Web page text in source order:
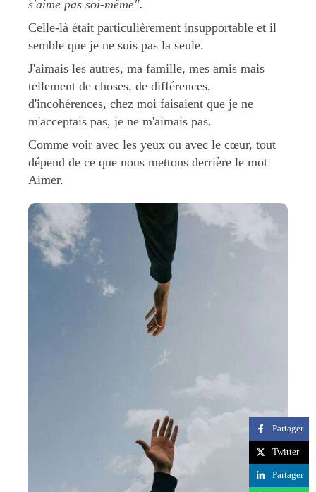
s'aime pas soi-même".
Celle-là était particulièrement insupportable et il
semble que je ne suis pas la seule.
J'aimais les autres, ma famille, mes amis mais
tellement de choses, de différences,
d'incohérences, chez moi faisaient que je ne
m'acceptais pas, je ne m'aimais pas.
Comme voir avec les yeux ou avec le cœur, tout
dépend de ce que nous mettons derrière le mot
Aimer.
Partager
Twitter
Partager